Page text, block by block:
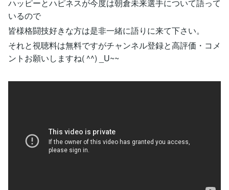
ハッピーとハピネスが今度は朝倉未来選手について語って
いるので
皆様格闘技好きな方は是非一緒に語りに来て下さい。
それと視聴料は無料ですがチャンネル登録と高評価・コメ
ントお願いしますね( ^^) _U~~